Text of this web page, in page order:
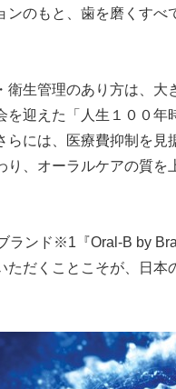
ンのもと、歯を磨くす
生管理のあり方は、大
を迎えた「人生１００
らには、医療費抑制を
り、オーラルケアの質
ンド※1『Oral-B by
ただくことこそが、日